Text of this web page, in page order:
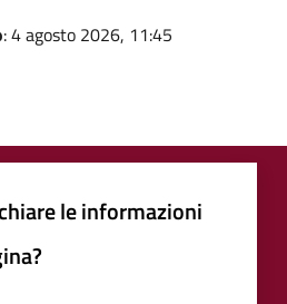
: 4 agosto 2026, 11:45
le informazioni